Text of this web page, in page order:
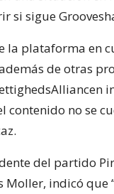
si sigue
la plataforma en
de otras
contenido no se
del partido
Moller, indicó que